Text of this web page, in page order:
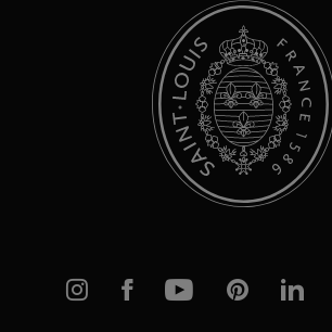
Instagram
FacebookYouTubePinterest